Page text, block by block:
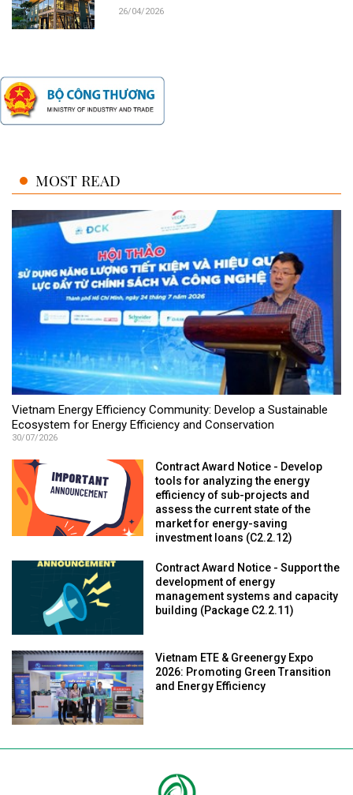
26/04/2026
MOST READ
Vietnam Energy Efficiency Community: Develop a Sustainable
Ecosystem for Energy Efficiency and Conservation
30/07/2026
Contract Award Notice - Develop
tools for analyzing the energy
efficiency of sub-projects and
assess the current state of the
market for energy-saving
investment loans (C2.2.12)
Contract Award Notice - Support the
development of energy
management systems and capacity
building (Package C2.2.11)
Vietnam ETE & Greenergy Expo
2026: Promoting Green Transition
and Energy Efficiency